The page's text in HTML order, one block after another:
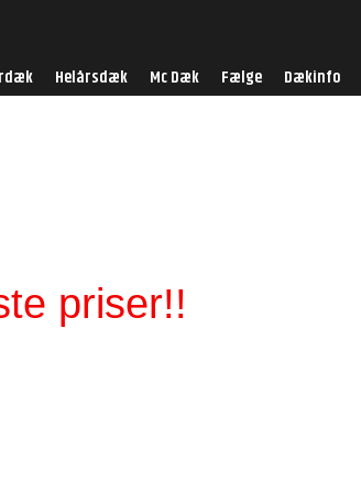
Helårsdæk Mc Dæk Fælge Dækinfo
priser!!